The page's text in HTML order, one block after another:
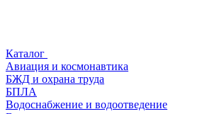
Каталог
Авиация и космонавтика
БЖД и охрана труда
БПЛА
Водоснабжение и водоотведение